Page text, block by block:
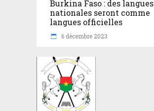
Burkina Faso : des langues
nationales seront comme
langues officielles
6 décembre 2023